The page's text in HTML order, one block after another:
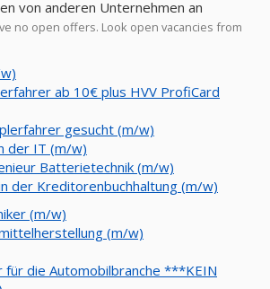
von anderen Unternehmen an
no open offers. Look open vacancies from
ab 10€ plus HVV ProfiCard
gesucht (m/w)
der IT (m/w)
Batterietechnik (m/w)
der Kreditorenbuchhaltung (m/w)
(m/w)
(m/w)
für die Automobilbranche ***KEIN